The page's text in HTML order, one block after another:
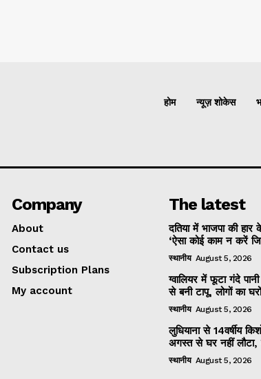
होम न्यूज़ शोकेस
Company
About
Contact us
Subscription Plans
My account
The latest
दतिया में भाजपा की हार
‘ऐसा कोई काम न करें
स्थानीय August 5, 2026
ग्वालियर में फूटा गंदे
से बनी टापू, लोगों का
स्थानीय August 5, 2026
लुधियाना से 14वर्षीय
अगस्त से घर नहीं लौटा,
स्थानीय August 5, 2026